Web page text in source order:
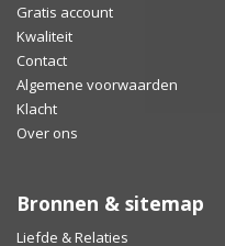
Gratis account
Kwaliteit
Contact
Algemene voorwaarden
Klacht
Over ons
Bronnen & sitemap
Liefde & Relaties